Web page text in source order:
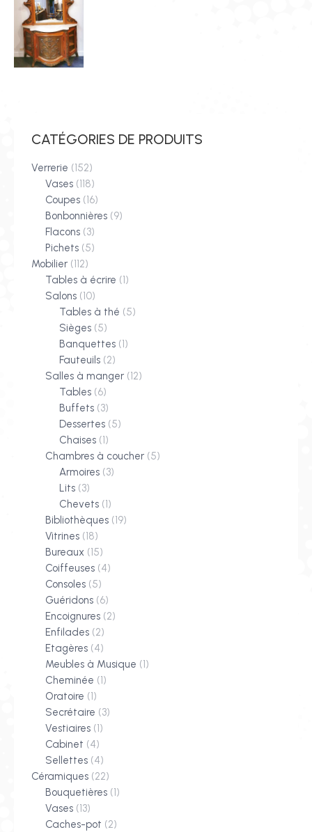
CATÉGORIES DE PRODUITS
Verrerie (152)
Vases (118)
Coupes (16)
Bonbonnières (9)
Flacons (3)
Pichets (5)
Mobilier (112)
Tables à écrire (1)
Salons (10)
Tables à thé (5)
Sièges (5)
Banquettes (1)
Fauteuils (2)
Salles à manger (12)
Tables (6)
Buffets (3)
Dessertes (5)
Chaises (1)
Chambres à coucher (5)
Armoires (3)
Lits (3)
Chevets (1)
Bibliothèques (19)
Vitrines (18)
Bureaux (15)
Coiffeuses (4)
Consoles (5)
Guéridons (6)
Encoignures (2)
Enfilades (2)
Etagères (4)
Meubles à Musique (1)
Cheminée (1)
Oratoire (1)
Secrétaire (3)
Vestiaires (1)
Cabinet (4)
Sellettes (4)
Céramiques (22)
Bouquetières (1)
Vases (13)
Caches-pot (2)